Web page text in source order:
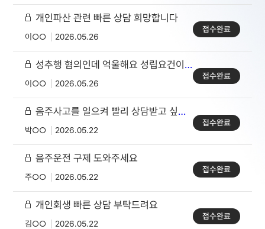
개인파산 관련 빠른 상담 희망합니다
이○○ 2026.05.26
접수완료
성추행 혐의인데 억울해요 성립요건이 어떻게 되나요?
이○○ 2026.05.26
접수완료
음주사고를 일으켜 빨리 상담받고 싶습니다
박○○ 2026.05.22
접수완료
음주운전 구제 도와주세요
주○○ 2026.05.22
접수완료
개인회생 빠른 상담 부탁드려요
김○○ 2026.05.22
접수완료